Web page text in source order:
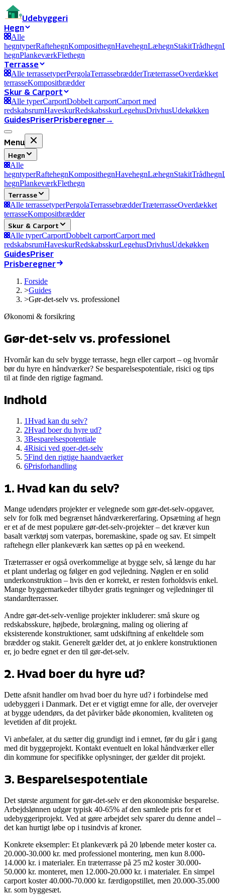
Udebyggeri
Hegn
Alle
hegntyperRaftehegnKomposithegnHavehegnLæhegnStakitTrådhegn
hegnPlankeværkFlethegn
Terrasse
Alle terrassetyperPergolaTerrassebrædderTræterrasseOverdækket
terrasseKompositbrædder
Skur & Carport
Alle typerCarportDobbelt carportCarport med
redskabsrumHaveskurRedskabsskurLegehusDrivhusUdekøkken
GuidesPriserPrisberegner→
Menu
Hegn
Alle
hegntyperRaftehegnKomposithegnHavehegnLæhegnStakitTrådhegn
hegnPlankeværkFlethegn
Terrasse
Alle terrassetyperPergolaTerrassebrædderTræterrasseOverdækket
terrasseKompositbrædder
Skur & Carport
Alle typerCarportDobbelt carportCarport med
redskabsrumHaveskurRedskabsskurLegehusDrivhusUdekøkken
GuidesPriser
Prisberegner
Forside
>Guides
>Gør-det-selv vs. professionel
Økonomi & forsikring
Gør-det-selv vs. professionel
Hvornår kan du selv bygge terrasse, hegn eller carport – og hvornår
bør du hyre en håndværker? Se besparelsespotentiale, risici og tips
til at finde den rigtige fagmand.
Indhold
1Hvad kan du selv?
2Hvad boer du hyre ud?
3Besparelsespotentiale
4Risici ved goer-det-selv
5Find den rigtige haandvaerker
6Prisforhandling
1. Hvad kan du selv?
Mange udendørs projekter er velegnede som gør-det-selv-opgaver,
selv for folk med begrænset håndværkererfaring. Opsætning af hegn
er et af de mest populære gør-det-selv-projekter – det kræver kun
basalt værktøj som vaterpas, boremaskine, spade og sav. Et simpelt
raftehegn eller plankeværk kan sættes op på en weekend.
Træterrasser er også overkommelige at bygge selv, så længe du har
et plant underlag og følger en god vejledning. Nøglen er en solid
underkonstruktion – hvis den er korrekt, er resten forholdsvis enkel.
Mange byggemarkeder tilbyder gratis tegninger og vejledninger til
standardterrasser.
Andre gør-det-selv-venlige projekter inkluderer: små skure og
redskabsskure, højbede, brolægning, maling og oliering af
eksisterende konstruktioner, samt udskiftning af enkeltdele som
brædder og stakit. Generelt gælder det, at jo enklere konstruktionen
er, jo bedre egnet er den til gør-det-selv.
2. Hvad boer du hyre ud?
Dette afsnit handler om hvad boer du hyre ud? i forbindelse med
udebyggeri i Danmark. Det er et vigtigt emne for alle, der overvejer
at bygge udendørs, da det påvirker både økonomien, kvaliteten og
levetiden af dit projekt.
Vi anbefaler, at du sætter dig grundigt ind i emnet, før du går i gang
med dit byggeprojekt. Kontakt eventuelt en lokal håndværker eller
din kommune for specifikke oplysninger, der gælder dit projekt.
3. Besparelsespotentiale
Det største argument for gør-det-selv er den økonomiske besparelse.
Arbejdslønnen udgør typisk 40-65% af den samlede pris for et
udebyggeriprojekt. Ved at gøre arbejdet selv sparer du denne andel –
det kan hurtigt løbe op i tusindvis af kroner.
Konkrete eksempler: Et plankeværk på 20 løbende meter koster ca.
20.000-30.000 kr. med professionel montering, men kun 8.000-
14.000 kr. i materialer. En træterrasse på 25 m2 koster 30.000-
50.000 kr. monteret, men 12.000-20.000 kr. i materialer. En simpel
carport koster 40.000-70.000 kr. færdigopstillet, men 20.000-35.000
kr. som byggesæt.